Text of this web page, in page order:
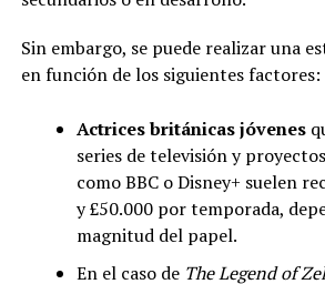
Sin embargo, se puede realizar una
en función de los siguientes factores:
Actrices británicas jóvenes
series de televisión y
como BBC o Disney+ suelen
y £50.000 por temporada,
magnitud del papel.
En el caso de The Legend of